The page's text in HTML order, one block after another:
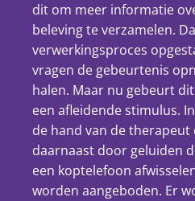
dit om meer informatie
beleving te verzamelen.
verwerkingsproces
vragen de gebeurtenis
halen. Maar nu gebeurt
een afleidende stimulus.
de hand van de therapeut
daarnaast door geluiden
een koptelefoon
worden aangeboden. Er